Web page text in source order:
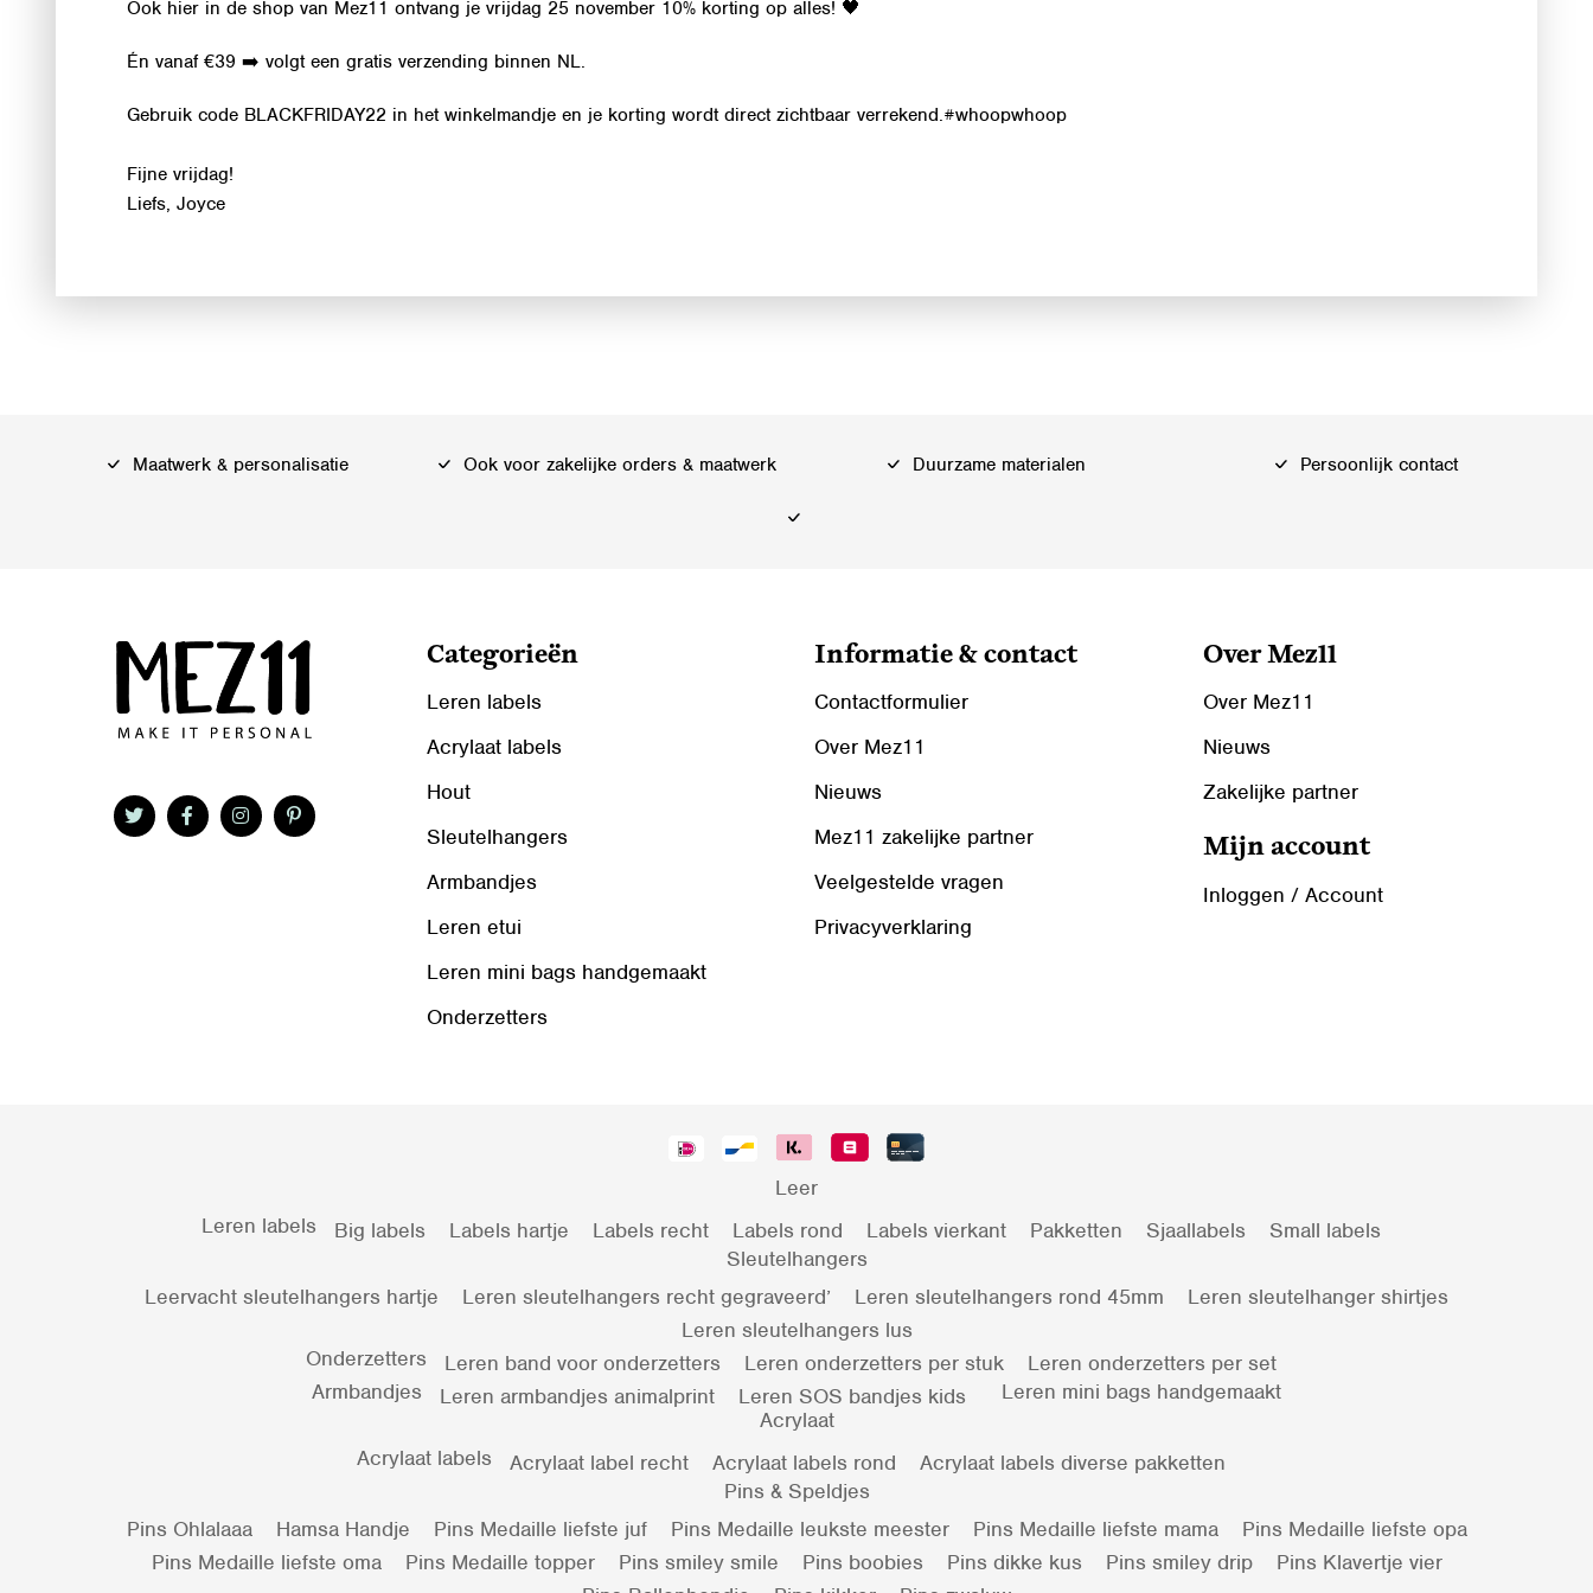
Ook hier in de shop van Mez11 ontvang je vrijdag 25 november 10% korting op alles! 🖤
Én vanaf €39 ➡️ volgt een gratis verzending binnen NL.
Gebruik code BLACKFRIDAY22 in het winkelmandje en je korting wordt direct zichtbaar verrekend.#whoopwhoop
Fijne vrijdag!
Liefs, Joyce
Maatwerk & personalisatie Ook voor zakelijke orders & maatwerk Duurzame materialen Persoonlijk contact
Categorieën
Leren labels
Acrylaat labels
Hout
Sleutelhangers
Armbandjes
Leren etui
Leren mini bags handgemaakt
Onderzetters
Informatie & contact
Contactformulier
Over Mez11
Nieuws
Mez11 zakelijke partner
Veelgestelde vragen
Privacyverklaring
Over Mez11
Over Mez11
Nieuws
Zakelijke partner
Mijn account
Inloggen / Account
Leer
Leren labels
Big labels Labels hartje Labels recht Labels rond Labels vierkant Pakketten Sjaallabels
Small labels
Sleutelhangers
Leervacht sleutelhangers hartje
Leren sleutelhangers recht gegraveerd’ Leren sleutelhangers rond 45mm
Leren sleutelhanger shirtjes
Leren sleutelhangers lus
Onderzetters
Leren band voor onderzetters Leren onderzetters per stuk
Leren onderzetters per set
Armbandjes
Leren armbandjes animalprint Leren SOS bandjes kids
Leren mini bags handgemaakt
Acrylaat
Acrylaat labels
Acrylaat label recht Acrylaat labels rond
Acrylaat labels diverse pakketten
Pins & Speldjes
Pins Ohlalaaa
Hamsa Handje Pins Medaille liefste juf Pins Medaille leukste meester Pins Medaille liefste mama
Pins Medaille liefste opa
Pins Medaille liefste oma
Pins Medaille topper Pins smiley smile Pins boobies Pins dikke kus Pins smiley drip
Pins Klavertje vier